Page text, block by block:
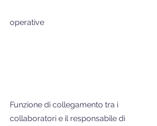
operative
Funzione di collegamento tra i
collaboratori e il responsabile di